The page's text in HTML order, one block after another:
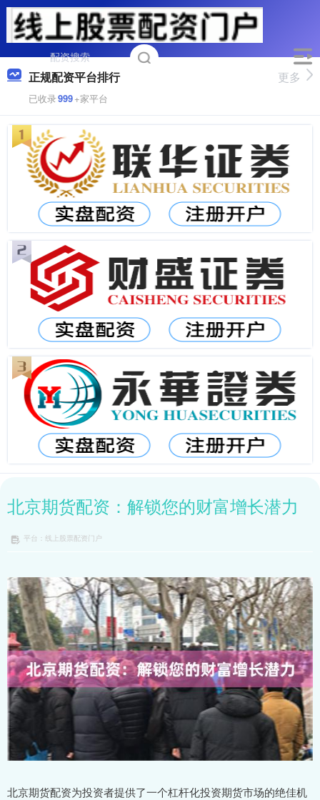
正规配资平台排行
已收录999+家平台
更多
北京期货配资：解锁您的财富增长潜力
平台：线上股票配资门户
北京期货配资为投资者提供了一个杠杆化投资期货市场的绝佳机